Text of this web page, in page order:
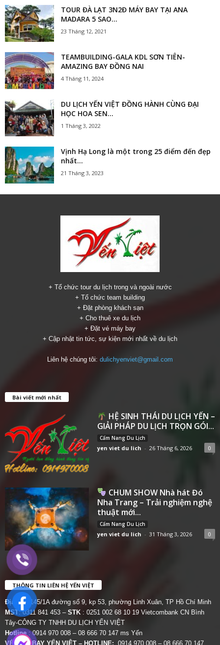
TOUR ĐÀ LẠT 3N2Đ MÁY BAY TẠI ANA
MADARA 5 SAO...
23 Tháng 12, 2021
TEAMBUILDING-GALA KDL SƠN TIÊN-
AMAZING BAY ĐỒNG NAI
4 Tháng 11, 2024
DU LỊCH YẾN VIỆT ĐỒNG HÀNH CÙNG ĐẠI
HỌC HOA SEN...
1 Tháng 3, 2022
Vịnh Hạ Long là một trong 25 điểm đến đẹp
nhất...
21 Tháng 3, 2023
+ Tổ chức tour du lịch trong và ngoài nước
+ Tổ chức team building
+ Đặt phòng khách sạn
+ Cho thuê xe du lịch
+ Đặt vé máy bay
+ Cập nhật tin tức, sự kiện mới nhất về du lịch
Liên hệ chúng tôi: dulichyenviet@gmail.com
Bài viết mới nhất
HỆ SINH THÁI DU LỊCH YẾN –
GIẢI PHÁP DU LỊCH TRỌN GÓI...
Cẩm Nang Du Lịch
yen viet du lich - 26 Tháng 6, 2026 0
CHUM SHOW Nhà hát Đó
Nha Trang – Trải nghiệm nghệ
thuật mới...
Cẩm Nang Du Lịch
yen viet du lich - 31 Tháng 3, 2026 0
THÔNG TIN LIÊN HỆ YẾN VIỆT
Địa chỉ:
145/1A đường số 9, kp 53, phường Linh Xuân, TP Hồ Chí Minh
MST: 0311 841 453 – STK : 0251 002 68 10 19 Vietcombank CN Bình
Tây-CÔNG TY TNHH DU LỊCH YẾN VIỆT
Hotline : 0914 970 008 – 08 666 70 147 ms Yến
VÉ MÁY BAY YẾN VIỆT – HOTLINE: 0914 970 008 – 08 666 70 147.